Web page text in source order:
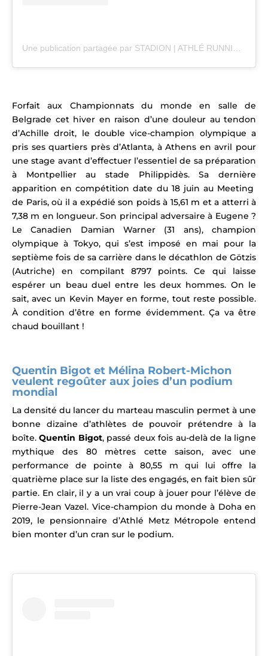
Une publication partagée par STADION | ATHLÉ RUNNING TRAIL (@stadion_actu)
Forfait aux Championnats du monde en salle de
Belgrade cet hiver en raison d’une douleur au tendon
d’Achille droit, le double vice-champion olympique a
pris ses quartiers près d’Atlanta, à Athens en avril pour
une stage avant d’effectuer l’essentiel de sa préparation
à Montpellier au stade Philippidès. Sa dernière
apparition en compétition date du 18 juin au Meeting
de Paris, où il a expédié son poids à 15,61 m et a atterri à
7,38 m en longueur.Son principal adversaire à Eugene ?
Le Canadien Damian Warner (31 ans), champion
olympique à Tokyo,qui s’est imposé en mai pour la
septième fois de sa carrière dans le décathlon de Götzis
(Autriche) en compilant 8797 points.Ce qui laisse
espérer un beau duel entre les deux hommes. On le
sait, avec un Kevin Mayer en forme, tout reste possible.
À condition d’être en forme évidemment. Ça va être
chaud bouillant !
Quentin Bigot et Mélina Robert-Michon
veulent regoûter aux joies d’un podium
mondial
La densité du lancer du marteau masculin permet à une
bonne dizaine d’athlètes de pouvoir prétendre à la
boîte.Quentin Bigot, passé deux fois au-delà de la ligne
mythique des 80 mètres cette saison, avecune
performance de pointe à 80,55 m qui lui offre la
quatrième place sur la liste des engagés, en fait bien sûr
partie. En clair, il y a un vrai coup à jouer pour l’élève de
Pierre-Jean Vazel. Vice-champion du monde à Doha en
2019, le pensionnaire d’Athlé Metz Métropole entend
bien monter d’un cran sur le podium.